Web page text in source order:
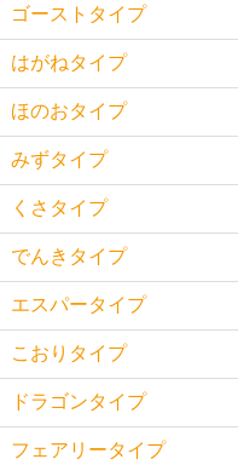
ゴーストタイプ
はがねタイプ
ほのおタイプ
みずタイプ
くさタイプ
でんきタイプ
エスパータイプ
こおりタイプ
ドラゴンタイプ
フェアリータイプ